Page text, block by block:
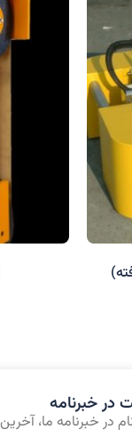
در خبرنامه
در خبرنامه ما،